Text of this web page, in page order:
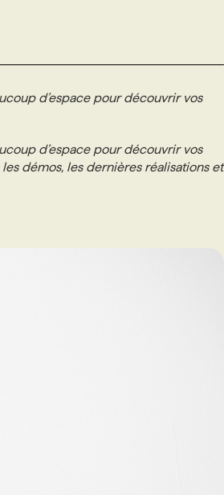
d’espace pour découvrir vos
d’espace pour découvrir vos
démos, les dernières réalisations et